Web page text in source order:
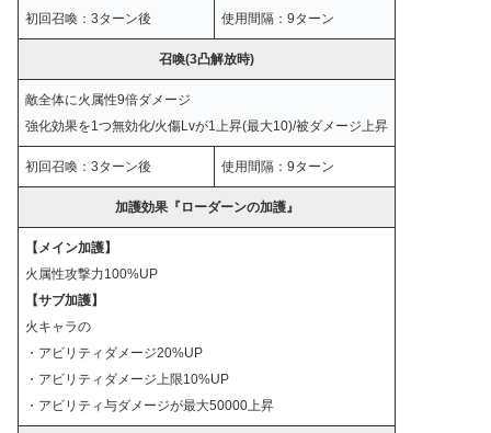
初回召喚：3ターン後 使用間隔：9ターン
召喚(3凸解放時)
敵全体に火属性9倍ダメージ
強化効果を1つ無効化/火傷Lvが1上昇(最大10)/被ダメージ上昇
初回召喚：3ターン後 使用間隔：9ターン
加護効果『ローダーンの加護』
【メイン加護】
火属性攻撃力100%UP
【サブ加護】
火キャラの
・アビリティダメージ20%UP
・アビリティダメージ上限10%UP
・アビリティ与ダメージが最大50000上昇